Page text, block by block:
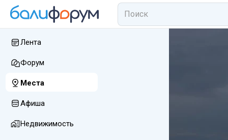
Лента
Форум
Места
Афиша
Недвижимость